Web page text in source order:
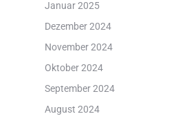
Januar 2025
Dezember 2024
November 2024
Oktober 2024
September 2024
August 2024